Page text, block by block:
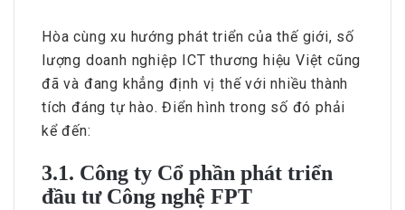
Hòa cùng xu hướng phát triển của thế giới, số
lượng doanh nghiệp ICT thương hiệu Việt cũng
đã và đang khẳng định vị thế với nhiều thành
tích đáng tự hào. Điển hình trong số đó phải
kể đến:
3.1. Công ty Cổ phần phát triển
đầu tư Công nghệ FPT